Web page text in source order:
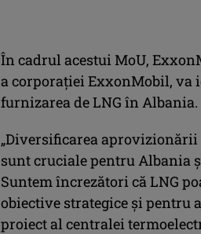
În cadrul acestui MoU,
a corporației ExxonMobil,
furnizarea de LNG în Albania.
„Diversificarea
sunt cruciale pentru Albania
Suntem încrezători că LNG
obiective strategice și pentru
proiect al centralei